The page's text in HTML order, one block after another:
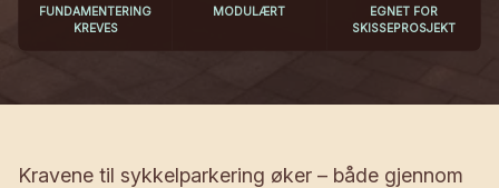
FUNDAMENTERING
KREVES
MODULÆRT
EGNET FOR
SKISSEPROSJEKT
Kravene til sykkelparkering øker – både gjennom